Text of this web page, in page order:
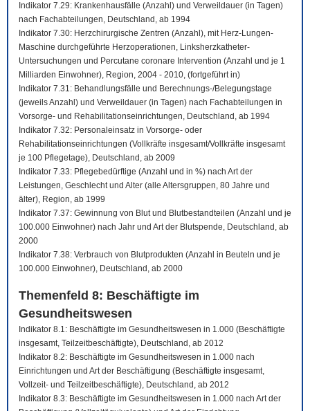
Indikator 7.29: Krankenhausfälle (Anzahl) und Verweildauer (in Tagen)
nach Fachabteilungen, Deutschland, ab 1994
Indikator 7.30: Herzchirurgische Zentren (Anzahl), mit Herz-Lungen-
Maschine durchgeführte Herzoperationen, Linksherzkatheter-
Untersuchungen und Percutane coronare Intervention (Anzahl und je 1
Milliarden Einwohner), Region, 2004 - 2010, (fortgeführt in)
Indikator 7.31: Behandlungsfälle und Berechnungs-/Belegungstage
(jeweils Anzahl) und Verweildauer (in Tagen) nach Fachabteilungen in
Vorsorge- und Rehabilitationseinrichtungen, Deutschland, ab 1994
Indikator 7.32: Personaleinsatz in Vorsorge- oder
Rehabilitationseinrichtungen (Vollkräfte insgesamt/Vollkräfte insgesamt
je 100 Pflegetage), Deutschland, ab 2009
Indikator 7.33: Pflegebedürftige (Anzahl und in %) nach Art der
Leistungen, Geschlecht und Alter (alle Altersgruppen, 80 Jahre und
älter), Region, ab 1999
Indikator 7.37: Gewinnung von Blut und Blutbestandteilen (Anzahl und je
100.000 Einwohner) nach Jahr und Art der Blutspende, Deutschland, ab
2000
Indikator 7.38: Verbrauch von Blutprodukten (Anzahl in Beuteln und je
100.000 Einwohner), Deutschland, ab 2000
Themenfeld 8: Beschäftigte im
Gesundheitswesen
Indikator 8.1: Beschäftigte im Gesundheitswesen in 1.000 (Beschäftigte
insgesamt, Teilzeitbeschäftigte), Deutschland, ab 2012
Indikator 8.2: Beschäftigte im Gesundheitswesen in 1.000 nach
Einrichtungen und Art der Beschäftigung (Beschäftigte insgesamt,
Vollzeit- und Teilzeitbeschäftigte), Deutschland, ab 2012
Indikator 8.3: Beschäftigte im Gesundheitswesen in 1.000 nach Art der